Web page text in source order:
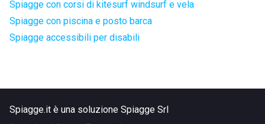
Spiagge con corsi di kitesurf windsurf e vela
Spiagge con piscina e posto barca
Spiagge accessibili per disabili
Spiagge.it è una soluzione Spiagge Srl